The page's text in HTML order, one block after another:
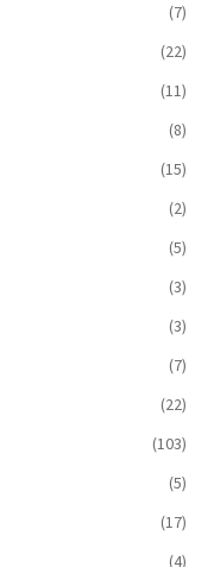
(7)
(22)
(11)
(8)
(15)
(2)
(5)
(3)
(3)
(7)
(22)
(103)
(5)
(17)
(4)